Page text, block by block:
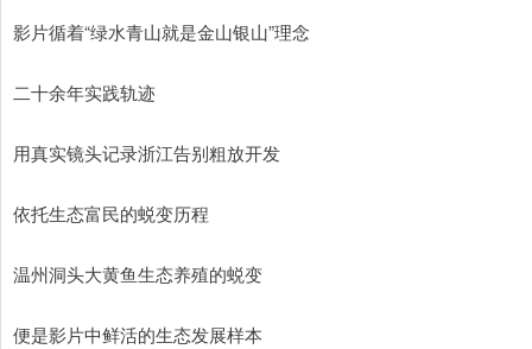
影片循着“绿水青山就是金山银山”理念
二十余年实践轨迹
用真实镜头记录浙江告别粗放开发
依托生态富民的蜕变历程
温州洞头大黄鱼生态养殖的蜕变
便是影片中鲜活的生态发展样本